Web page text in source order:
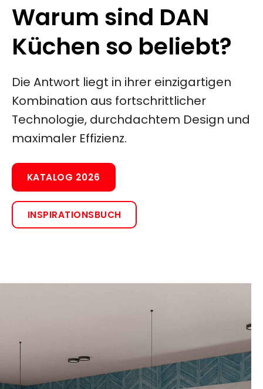
Warum sind DAN
Küchen so beliebt?
Die Antwort liegt in ihrer einzigartigen
Kombination aus fortschrittlicher
Technologie, durchdachtem Design und
maximaler Effizienz.
KATALOG 2026
INSPIRATIONSBUCH